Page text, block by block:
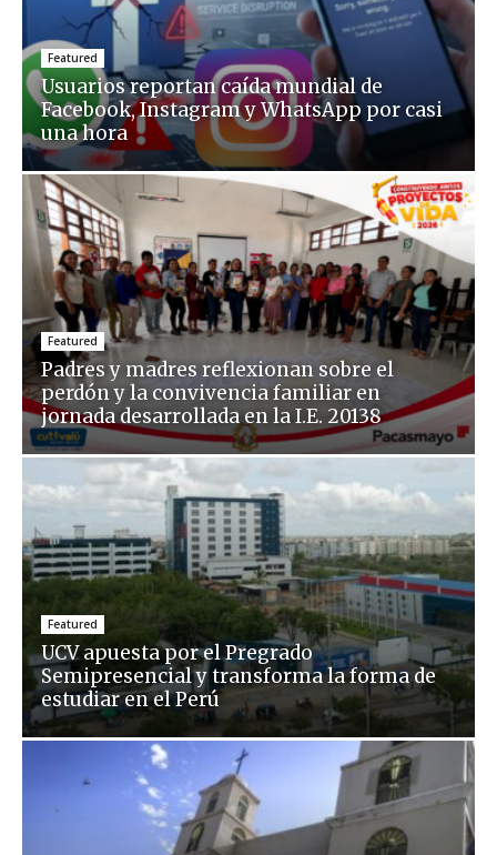
Featured
Usuarios reportan caída mundial de
Facebook, Instagram y WhatsApp por casi
una hora
Featured
Padres y madres reflexionan sobre el
perdón y la convivencia familiar en
jornada desarrollada en la I.E. 20138
Featured
UCV apuesta por el Pregrado
Semipresencial y transforma la forma de
estudiar en el Perú